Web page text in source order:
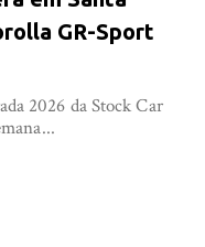
GR-Sport
2026 da Stock Car